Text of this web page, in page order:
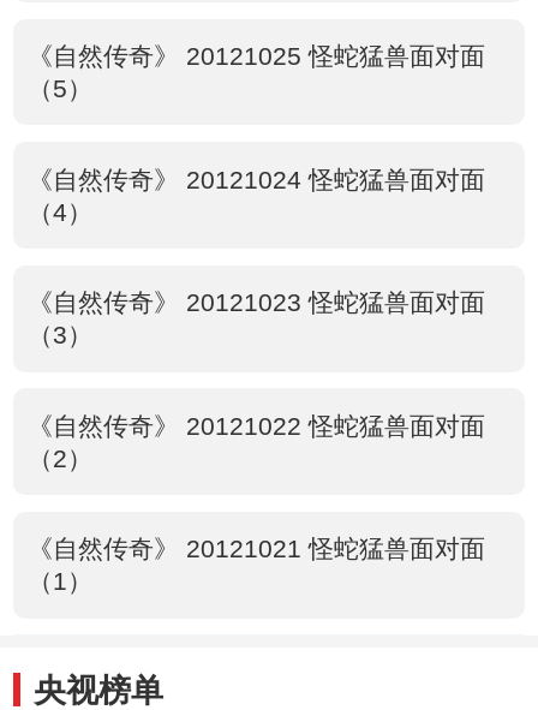
《自然传奇》 20121025 怪蛇猛兽面对面
（5）
《自然传奇》 20121024 怪蛇猛兽面对面
（4）
《自然传奇》 20121023 怪蛇猛兽面对面
（3）
《自然传奇》 20121022 怪蛇猛兽面对面
（2）
《自然传奇》 20121021 怪蛇猛兽面对面
（1）
央视榜单